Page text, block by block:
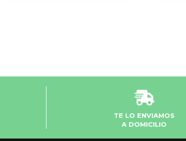
TE LO ENVIAMOS
A DOMICILIO